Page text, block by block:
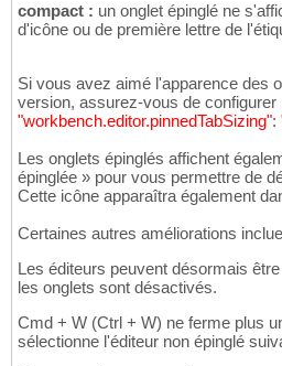
compact : un onglet épinglé ne
d'icône ou de première lettre de
Si vous avez aimé l'apparence des
version, assurez-vous de configurer
"workbench.editor.pinnedTabSizing":
Les onglets épinglés affichent
épinglée » pour vous permettre de
Cette icône apparaîtra également
Certaines autres améliorations
Les éditeurs peuvent désormais
les onglets sont désactivés.
Cmd + W (Ctrl + W) ne ferme plus
sélectionne l'éditeur non épinglé